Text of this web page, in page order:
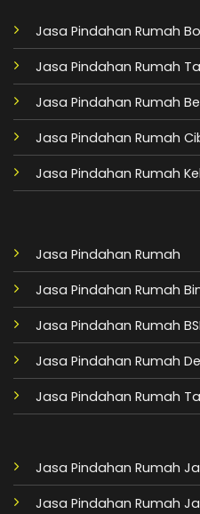
Jasa Pindahan Rumah
Jasa Pindahan Rumah
Jasa Pindahan Rumah
Jasa Pindahan Rumah
Jasa Pindahan Rumah
Jasa Pindahan Rumah
Jasa Pindahan Rumah
Jasa Pindahan Rumah
Jasa Pindahan Rumah
Jasa Pindahan Rumah
Jasa Pindahan Rumah
Jasa Pindahan Rumah